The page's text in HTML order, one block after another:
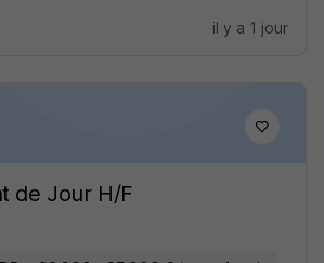
il y a 1 jour
de Jour H/F